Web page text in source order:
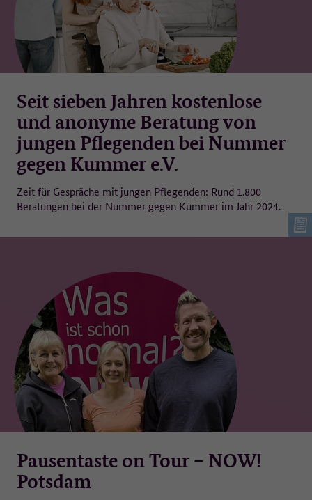
Seit sieben Jahren kostenlose
und anonyme Beratung von
jungen Pflegenden bei Nummer
gegen Kummer e.V.
Zeit für Gespräche mit jungen Pflegenden: Rund 1.800
Beratungen bei der Nummer gegen Kummer im Jahr 2024.
Pausentaste on Tour – NOW!
Potsdam